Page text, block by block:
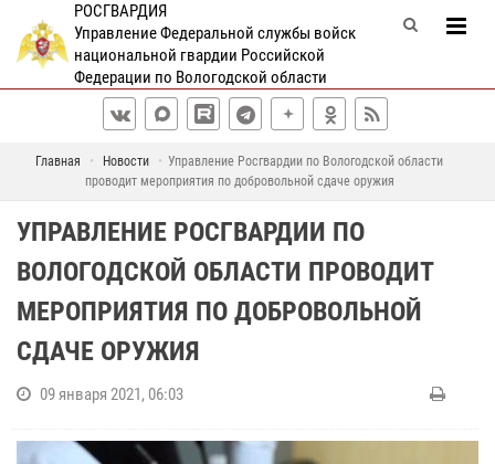
РОСГВАРДИЯ
Управление Федеральной службы войск
национальной гвардии Российской
Федерации по Вологодской области
Главная Новости
Управление Росгвардии по Вологодской области
проводит мероприятия по добровольной сдаче оружия
УПРАВЛЕНИЕ РОСГВАРДИИ ПО
ВОЛОГОДСКОЙ ОБЛАСТИ ПРОВОДИТ
МЕРОПРИЯТИЯ ПО ДОБРОВОЛЬНОЙ
СДАЧЕ ОРУЖИЯ
09 января 2021, 06:03